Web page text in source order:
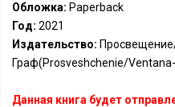
Обложка: Paperback
Год: 2021
Издательство:
Граф(Prosveshchenie/
Данная книга будет